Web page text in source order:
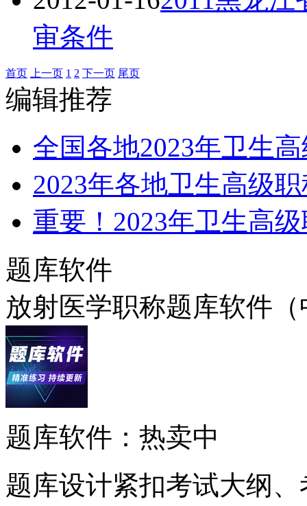
审条件
首页 上一页 1 2 下一页 尾页
编辑推荐
全国各地2023年卫生
2023年各地卫生高级
重要！2023年卫生高
题库软件
放射医学职称题库软件
题库软件：热卖中
题库设计紧扣考试大纲